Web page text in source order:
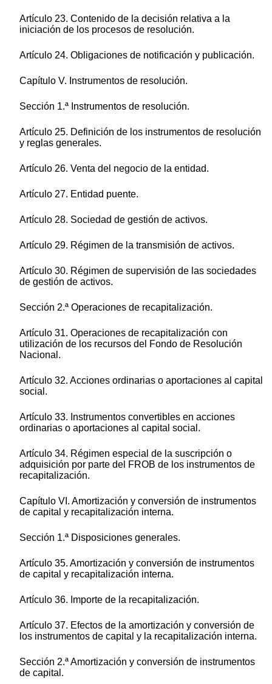
Artículo 23. Contenido de la decisión relativa a la
iniciación de los procesos de resolución.
Artículo 24. Obligaciones de notificación y publicación.
Capítulo V. Instrumentos de resolución.
Sección 1.ª Instrumentos de resolución.
Artículo 25. Definición de los instrumentos de resolución
y reglas generales.
Artículo 26. Venta del negocio de la entidad.
Artículo 27. Entidad puente.
Artículo 28. Sociedad de gestión de activos.
Artículo 29. Régimen de la transmisión de activos.
Artículo 30. Régimen de supervisión de las sociedades
de gestión de activos.
Sección 2.ª Operaciones de recapitalización.
Artículo 31. Operaciones de recapitalización con
utilización de los recursos del Fondo de Resolución
Nacional.
Artículo 32. Acciones ordinarias o aportaciones al capital
social.
Artículo 33. Instrumentos convertibles en acciones
ordinarias o aportaciones al capital social.
Artículo 34. Régimen especial de la suscripción o
adquisición por parte del FROB de los instrumentos de
recapitalización.
Capítulo VI. Amortización y conversión de instrumentos
de capital y recapitalización interna.
Sección 1.ª Disposiciones generales.
Artículo 35. Amortización y conversión de instrumentos
de capital y recapitalización interna.
Artículo 36. Importe de la recapitalización.
Artículo 37. Efectos de la amortización y conversión de
los instrumentos de capital y la recapitalización interna.
Sección 2.ª Amortización y conversión de instrumentos
de capital.